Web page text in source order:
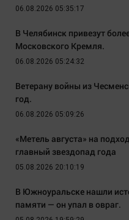
06.08.2026 05:35:17
В Челябинск привезут
Московского Кремля.
06.08.2026 05:24:32
Ветерану войны из
год.
06.08.2026 05:09:26
«Метель августа» на
главный звездопад года
05.08.2026 20:10:19
В Южноуральске нашли
памяти — он упал в овраг.